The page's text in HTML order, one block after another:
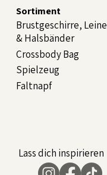
Sortiment
Brustgeschirre,
& Halsbänder
Crossbody Bag
Spielzeug
Faltnapf
Lass dich inspirieren